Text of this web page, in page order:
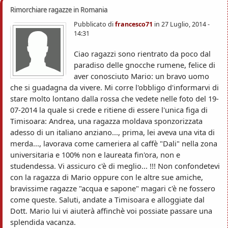
Rimorchiare ragazze in Romania
Pubblicato difrancesco71 in 27 Luglio, 2014 -
14:31
Ciao ragazzi sono rientrato da poco dal
paradiso delle gnocche rumene, felice di
aver conosciuto Mario: un bravo uomo
che si guadagna da vivere. Mi corre l'obbligo d'informarvi di
stare molto lontano dalla rossa che vedete nelle foto del 19-
07-2014 la quale si crede e ritiene di essere l'unica figa di
Timisoara: Andrea, una ragazza moldava sponzorizzata
adesso di un italiano anziano..., prima, lei aveva una vita di
merda..., lavorava come cameriera al caffè "Dali" nella zona
universitaria e 100% non e laureata fin'ora, non e
studendessa. Vi assicuro c'è di meglio... !!! Non confondetevi
con la ragazza di Mario oppure con le altre sue amiche,
bravissime ragazze "acqua e sapone" magari c'è ne fossero
come queste. Saluti, andate a Timisoara e alloggiate dal
Dott. Mario lui vi aiuterà affinchè voi possiate passare una
splendida vacanza.